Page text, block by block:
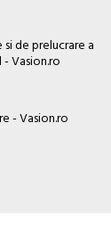
de prelucrare a
Vasion.ro
- Vasion.ro